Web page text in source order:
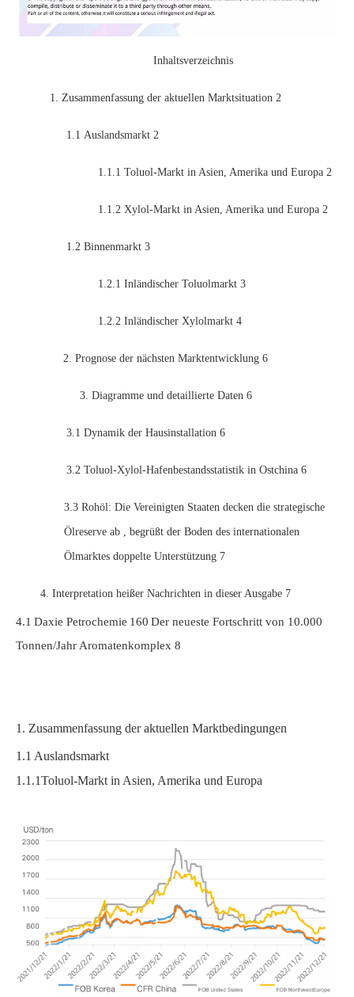
Inhaltsverzeichnis
1. Zusammenfassung der aktuellen Marktsituation 2
1.1 Auslandsmarkt 2
1.1.1 Toluol-Markt in Asien, Amerika und Europa 2
1.1.2 Xylol-Markt in Asien, Amerika und Europa 2
1.2 Binnenmarkt 3
1.2.1 Inländischer Toluolmarkt 3
1.2.2 Inländischer Xylolmarkt 4
2. Prognose der nächsten Marktentwicklung 6
3. Diagramme und detaillierte Daten 6
3.1 Dynamik der Hausinstallation 6
3.2 Toluol-Xylol-Hafenbestandsstatistik in Ostchina 6
3.3 Rohöl: Die Vereinigten Staaten decken die strategische
Ölreserve ab , begrüßt der Boden des internationalen
Ölmarktes doppelte Unterstützung 7
4. Interpretation heißer Nachrichten in dieser Ausgabe 7
4.1 Daxie Petrochemie 160 Der neueste Fortschritt von 10.000
Tonnen/Jahr Aromatenkomplex 8
1. Zusammenfassung der aktuellen Marktbedingungen
1.1 Auslandsmarkt
1.1.1Toluol-Markt in Asien, Amerika und Europa